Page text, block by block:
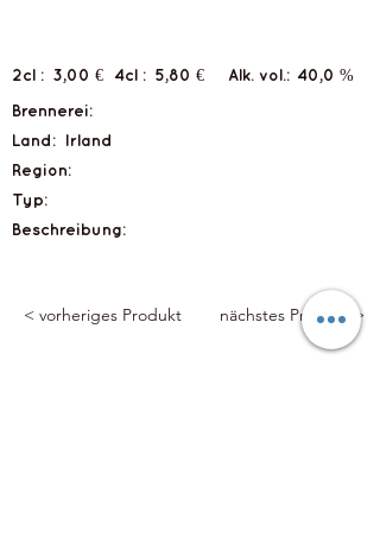
2cl : 3,00 € 4cl : Alk. vol.: 40,0 %
5,80 €
Brennerei:
Land:
Irland
Region:
Typ:
Beschreibung:
< vorheriges Produkt nächstes Produkt >